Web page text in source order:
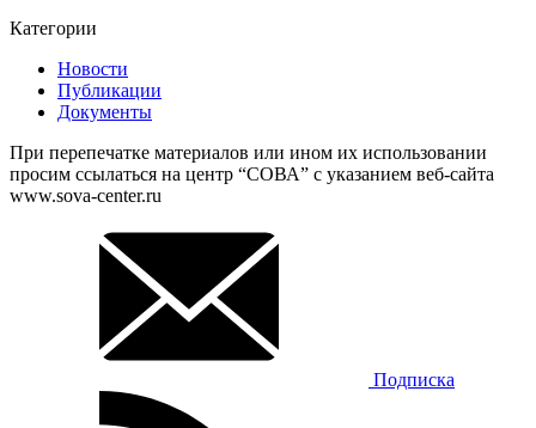
Категории
Новости
Публикации
Документы
При перепечатке материалов или ином их использовании
просим ссылаться на центр “СОВА” с указанием веб-сайта
www.sova-center.ru
Подписка